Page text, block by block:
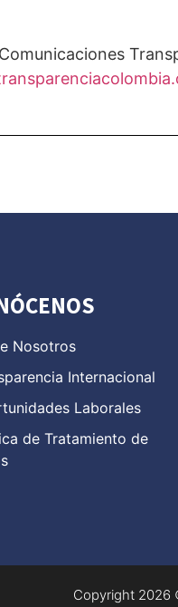
Nosotros
Internacional
Laborales
de Tratamiento de
Copyright 2026